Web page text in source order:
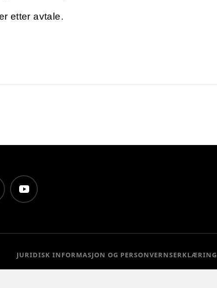
etter avtale.
JURIDISK INFORMASJON OG PERSONVERNSERKLÆRING